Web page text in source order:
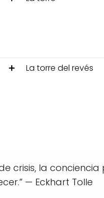
➕ La torre del revés
crisis, la conciencia
— Eckhart Tolle